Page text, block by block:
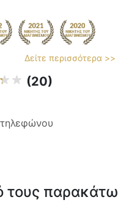
Δείτε περισσότερα >>
(20)
τους παρακάτω